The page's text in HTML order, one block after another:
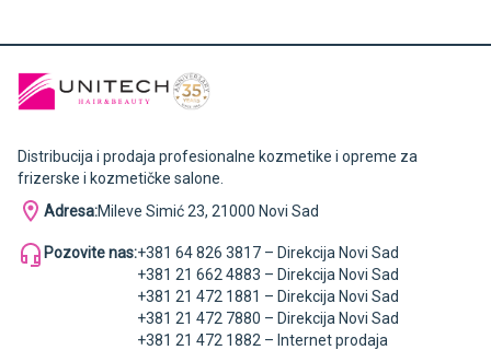
Distribucija i prodaja profesionalne kozmetike i opreme za
frizerske i kozmetičke salone.
Adresa:Mileve Simić 23, 21000 Novi Sad
Pozovite nas:+381 64 826 3817 – Direkcija Novi Sad
+381 21 662 4883 – Direkcija Novi Sad
+381 21 472 1881 – Direkcija Novi Sad
+381 21 472 7880 – Direkcija Novi Sad
+381 21 472 1882 – Internet prodaja